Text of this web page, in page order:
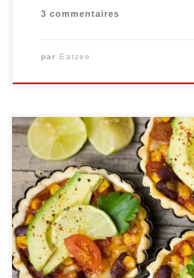
3 commentaires
par Eatzee
Les repas quotidiens
monotones, mais avec un
d’inspiration, vous pouvez
en une expérience culinaire
multitude d’ingrédients
infinie de techniques de
de façons de réinventer vos